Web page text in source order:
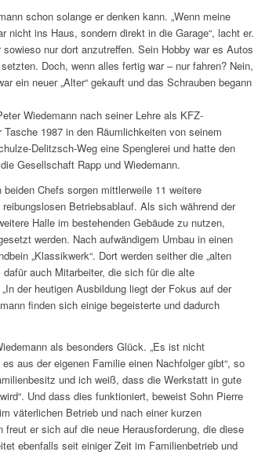
schon solange er denken kann. „Wenn meine
ins Haus, sondern direkt in die Garage“, lacht er.
nur dort anzutreffen. Sein Hobby war es Autos
Doch, wenn alles fertig war – nur fahren? Nein,
ein neuer „Alter“ gekauft und das Schrauben begann
Wiedemann nach seiner Lehre als KFZ-
1987 in den Räumlichkeiten von seinem
Delitzsch-Weg eine Spenglerei und hatte den
Gesellschaft Rapp und Wiedemann.
Chefs sorgen mittlerweile 11 weitere
Betriebsablauf. Als sich während der
Halle im bestehenden Gebäude zu nutzen,
werden. Nach aufwändigem Umbau in einen
„Klassikwerk“. Dort werden seither die „alten
auch Mitarbeiter, die sich für die alte
der heutigen Ausbildung liegt der Fokus auf der
finden sich einige begeisterte und dadurch
als besonders Glück. „Es ist nicht
aus der eigenen Familie einen Nachfolger gibt“, so
und ich weiß, dass die Werkstatt in gute
Und dass dies funktioniert, beweist Sohn Pierre
väterlichen Betrieb und nach einer kurzen
er sich auf die neue Herausforderung, die diese
ebenfalls seit einiger Zeit im Familienbetrieb und